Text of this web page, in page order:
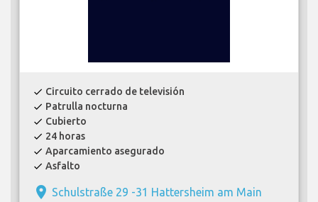
check Circuito cerrado de televisión
check Patrulla nocturna
check Cubierto
check 24 horas
check Aparcamiento asegurado
check Asfalto
place Schulstraße 29 -31 Hattersheim am Main